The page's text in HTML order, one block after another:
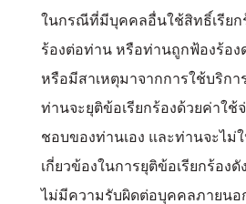
ในกรณีที่มีบุคคลอื่นใช้สิทธิ์เรียก
ร้องต่อท่าน หรือท่านถูกฟ้องร้อง
หรือมีสาเหตุมาจากการใช้บริกา
ท่านจะยุติข้อเรียกร้องด้วยค่าใช้
ชอบของท่านเอง และท่านจะไม่ใ
เกี่ยวข้องในการยุติข้อเรียกร้องดั
ไม่มีความรับผิดต่อบุคคลภายนอ